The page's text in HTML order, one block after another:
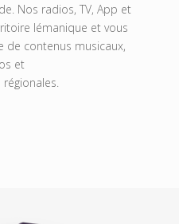
Nos radios, TV, App et
lémanique et vous
de contenus musicaux,
et